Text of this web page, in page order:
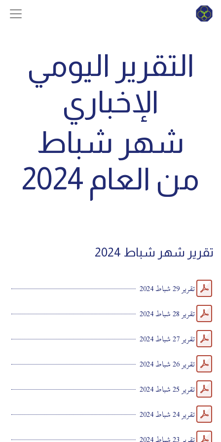
التقرير اليومي
الإخباري
شهر شباط
من العام 2024
تقرير شهر شباط 2024
تقرير 29 شباط 2024
تقرير 28 شباط 2024
تقرير 27 شباط 2024
تقرير 26 شباط 2024
تقرير 25 شباط 2024
تقرير 24 شباط 2024